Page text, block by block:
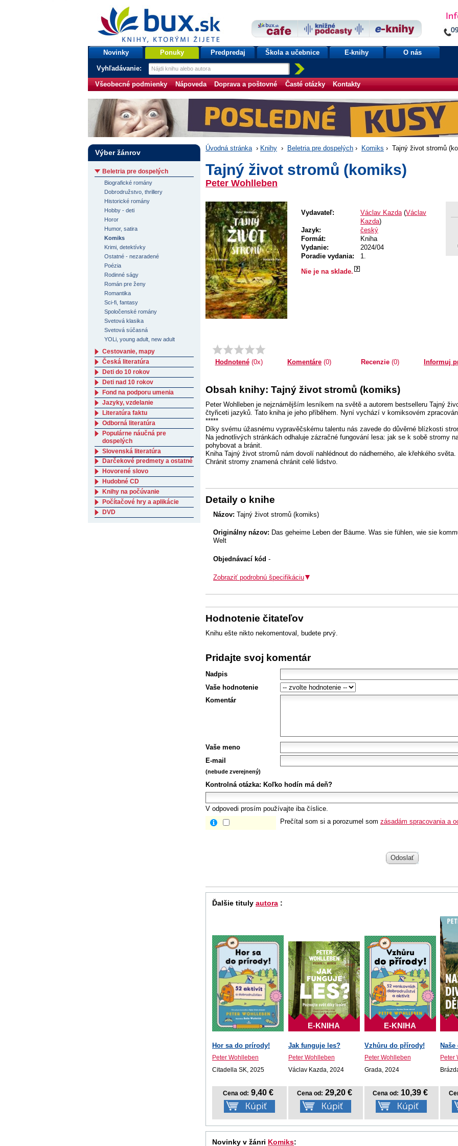
bux.sk
knihy, ktorými žijete
Úvodná stránka
Novinky Ponuky Predpredaj Škola a učebnice E-knihy O nás
Vyhľadávanie:
Všeobecné podmienky Nápoveda Doprava a poštovné Časté otázky Kontakty
Úvodná stránka › Knihy › Beletria pre dospelých › Komiks › Tajný život stromů
Tajný život stromů (komiks)
Peter Wohlleben
Vydavateľ: Václav Kazda(Václav
Kazda)
Jazyk:
český
Formát:
Kniha
Vydanie:
2024/04
Poradie vydania:
1.
Nie je na sklade.
Hodnotené(0x) Komentáre (0) Recenzie(0) Informuj
Obsah knihy: Tajný život stromů (komiks)
Peter Wohlleben je nejznámějším lesníkem na světě a autorem bestselleru Tajný
čtyřiceti jazyků. Tato kniha je jeho příběhem. Nyní vychází v komiksovém
*****
Díky svému úžasnému vypravěčskému talentu nás zavede do důvěrné blízkosti
Na jednotlivých stránkách odhaluje zázračné fungování lesa: jak se k sobě stromy
pohybovat a bránit.
Kniha Tajný život stromů nám dovolí nahlédnout do nádherného, ale křehkého světa.
Chránit stromy znamená chránit celé lidstvo.
Detaily o knihe
Názov: Tajný život stromů (komiks)
Originálny názov: Das geheime Leben der Bäume. Was sie fühlen, wie sie
Welt
Objednávací kód -
Zobraziť podrobnú špecifikáciu
Hodnotenie čitateľov
Knihu ešte nikto nekomentoval, budete prvý.
Pridajte svoj komentár
Nadpis
Vaše hodnotenie
Komentár
Vaše meno
E-mail
(nebude zverejnený)
Kontrolná otázka: Koľko hodín má deň?
V odpovedi prosím používajte iba číslice.
Prečítal som si a porozumel som zásadám spracovania a
Odoslať
Ďalšie tituly autora :
Hor sa do prírody!
Peter Wohlleben
Citadella SK, 2025
Cena od: 9,40 €
E-KNIHA
Jak funguje les?
Peter Wohlleben
Václav Kazda, 2024
Cena od: 29,20 €
E-KNIHA
Vzhůru do přírody!
Peter Wohlleben
Grada, 2024
Cena od: 10,39 €
Peter
Novinky v žánri Komiks:
Výber žánrov
Beletria pre dospelých
Biografické romány
Dobrodružstvo, thrillery
Historické romány
Hobby - deti
Horor
Humor, satira
Komiks
Krimi, detektívky
Ostatné - nezaradené
Poézia
Rodinné ságy
Román pre ženy
Romantika
Sci-fi, fantasy
Spoločenské romány
Svetová klasika
Svetová súčasná
YOLi, young adult, new adult
Cestovanie, mapy
Česká literatúra
Deti do 10 rokov
Deti nad 10 rokov
Fond na podporu umenia
Jazyky, vzdelanie
Literatúra faktu
Odborná literatúra
Populárne náučná pre
dospelých
Slovenská literatúra
Darčekové predmety a ostatné
Hovorené slovo
Hudobné CD
Knihy na počúvanie
Počítačové hry a aplikácie
DVD